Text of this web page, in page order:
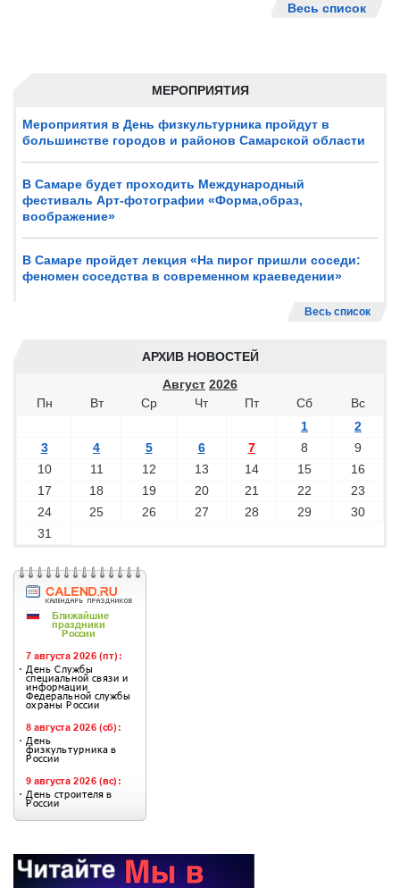
МЕРОПРИЯТИЯ
Мероприятия в День физкультурника пройдут в
большинстве городов и районов Самарской области
В Самаре будет проходить Международный
фестиваль Арт-фотографии «Форма,образ,
воображение»
В Самаре пройдет лекция «На пирог пришли соседи:
феномен соседства в современном краеведении»
Весь список
АРХИВ НОВОСТЕЙ
Август 2026
Пн
Вт Ср Чт Пт Сб
Вс
1
2
3
4 5 6 7 8
9
10
11 12 13 14 15
16
17
18 19 20 21 22
23
24
25 26 27 28 29
30
31
Весь список